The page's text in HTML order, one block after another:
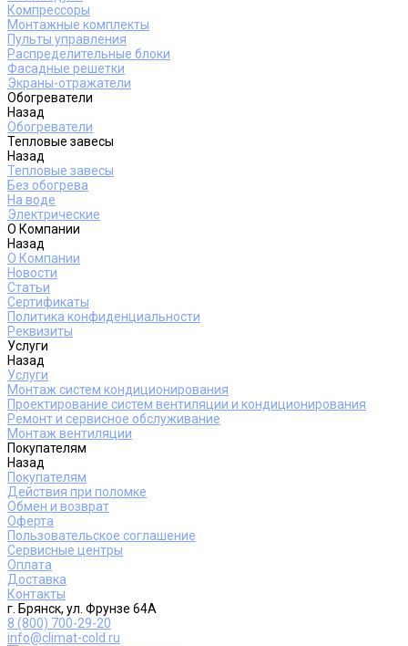
Компрессоры
Монтажные комплекты
Пульты управления
Распределительные блоки
Фасадные решетки
Экраны-отражатели
Обогреватели
Назад
Обогреватели
Тепловые завесы
Назад
Тепловые завесы
Без обогрева
На воде
Электрические
О Компании
Назад
О Компании
Новости
Статьи
Сертификаты
Политика конфиденциальности
Реквизиты
Услуги
Назад
Услуги
Монтаж систем кондиционирования
Проектирование систем вентиляции и кондиционирования
Ремонт и сервисное обслуживание
Монтаж вентиляции
Покупателям
Назад
Покупателям
Действия при поломке
Обмен и возврат
Оферта
Пользовательское соглашение
Сервисные центры
Оплата
Доставка
Контакты
г. Брянск, ул. Фрунзе 64А
8 (800) 700-29-20
info@climat-cold.ru